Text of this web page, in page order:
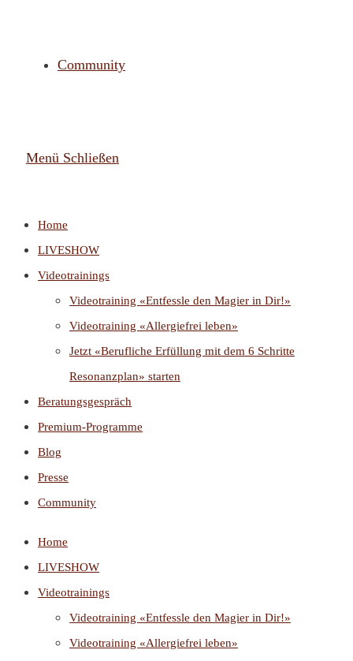
Community
Menü Schließen
Home
LIVESHOW
Videotrainings
Videotraining «Entfessle den Magier in Dir!»
Videotraining «Allergiefrei leben»
Jetzt «Berufliche Erfüllung mit dem 6 Schritte
Resonanzplan» starten
Beratungsgespräch
Premium-Programme
Blog
Presse
Community
Home
LIVESHOW
Videotrainings
Videotraining «Entfessle den Magier in Dir!»
Videotraining «Allergiefrei leben»